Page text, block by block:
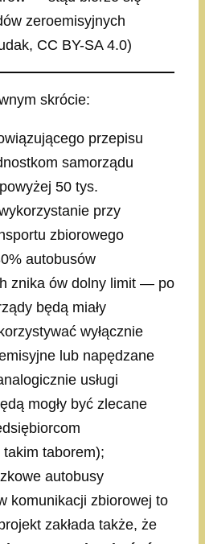
zeroemisyjnych
CC BY-SA 4.0)
skrócie:
przepisu
samorządu
50 tys.
przy
zbiorowego
autobusów
znika ów dolny limit — po
będą miały
wyłącznie
lub napędzane
usługi
mogły być zlecane
taborem);
autobusy
komunikacji zbiorowej to
zakłada także, że